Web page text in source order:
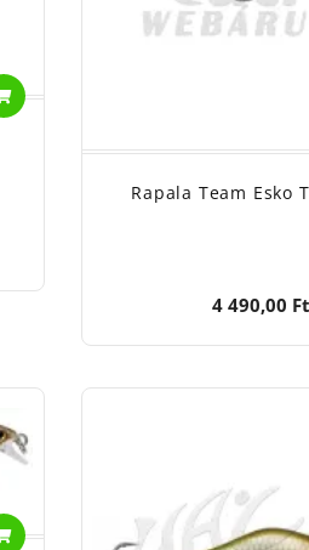
Rapala Team Esko
4 490,00 Ft